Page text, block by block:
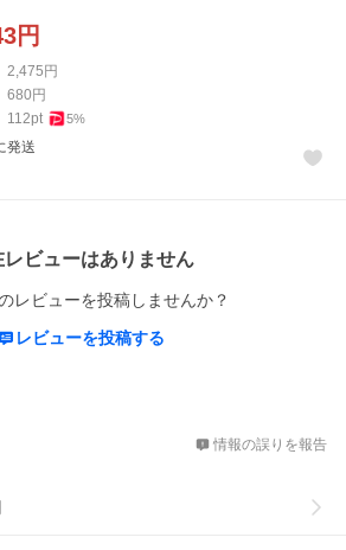
円
2,475 円
680 円
112pt 5%
発送
レビューはありません
レビューを投稿しませんか？
レビューを投稿する
情報の誤りを報告